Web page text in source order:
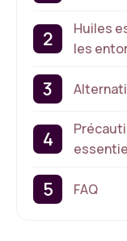
Huiles
les
FAQ